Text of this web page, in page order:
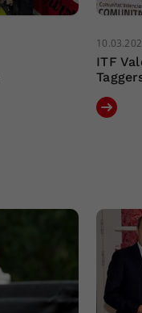
ITF